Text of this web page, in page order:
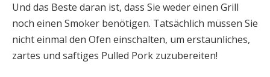
Und das Beste daran ist, dass Sie weder einen Grill
noch einen Smoker benötigen. Tatsächlich müssen Sie
nicht einmal den Ofen einschalten, um erstaunliches,
zartes und saftiges Pulled Pork zuzubereiten!